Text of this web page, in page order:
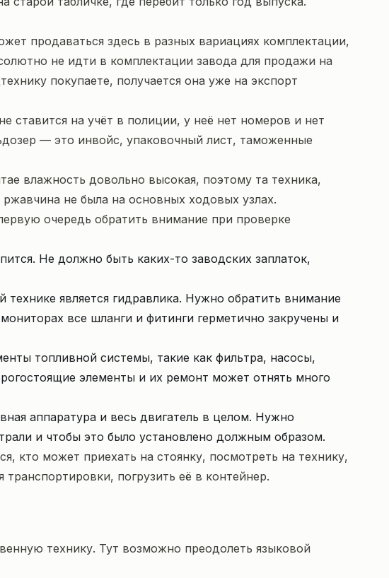
продаваться здесь в разных вариациях комплектации,
не идти в комплектации завода для продажи на
покупаете, получается она уже на экспорт
ставится на учёт в полиции, у неё нет номеров и нет
— это инвойс, упаковочный лист, таможенные
влажность довольно высокая, поэтому та техника,
не была на основных ходовых узлах.
очередь обратить внимание при проверке
Не должно быть каких-то заводских заплаток,
является гидравлика. Нужно обратить внимание
все шланги и фитинги герметично закручены и
топливной системы, такие как фильтра, насосы,
элементы и их ремонт может отнять много
аппаратура и весь двигатель в целом. Нужно
и чтобы это было установлено должным образом.
кто может приехать на стоянку, посмотреть на технику,
погрузить её в контейнер.
технику. Тут возможно преодолеть языковой